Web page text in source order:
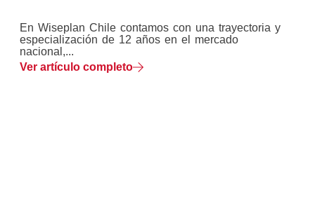
En Wiseplan Chile contamos con una trayectoria y
especialización de 12 años en el mercado
nacional,...
Ver artículo completo